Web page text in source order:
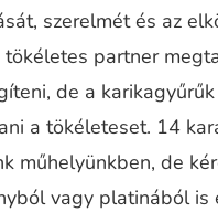
szerelmét és az
tökéletes partner
de a
a tökéleteset. 14
műhelyünkben, de
vagy platinából is